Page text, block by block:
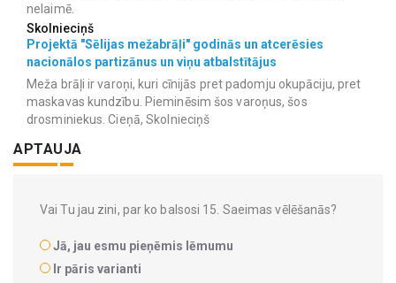
nelaimē.
Skolnieciņš
Projektā "Sēlijas mežabrāļi" godinās un atcerēsies
nacionālos partizānus un viņu atbalstītājus
Meža brāļi ir varoņi, kuri cīnijās pret padomju okupāciju, pret
maskavas kundzību. Pieminēsim šos varoņus, šos
drosminiekus. Cieņā, Skolnieciņš
APTAUJA
Vai Tu jau zini, par ko balsosi 15. Saeimas vēlēšanās?
Jā, jau esmu pieņēmis lēmumu
Ir pāris varianti